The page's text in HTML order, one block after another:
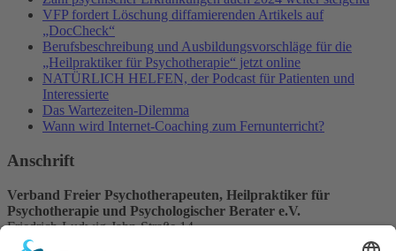
VFP fordert Löschung diffamierenden Artikels auf
„DocCheck“
Berufsbeschreibung und Ausbildungsvorschläge für die
„Heilpraktiker für Psychotherapie“ jetzt online
NATÜRLICH HELFEN, der Podcast für Patienten und
Interessierte
Das Wartezeiten-Dilemma
Wann wird Internet-Coaching zum Fernunterricht?
Anschrift
Verband Freier Psychotherapeuten, Heilpraktiker für
Psychotherapie und Psychologischer Berater e.V.
Friedrich-Ludwig-Jahn-Straße 14
31582 Nienburg/Weser